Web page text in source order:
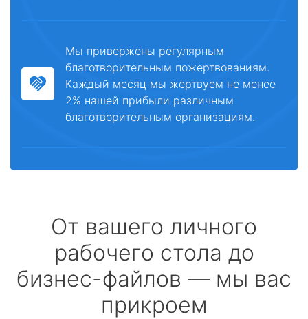
Мы привержены регулярным
благотворительным пожертвованиям.
Каждый месяц мы жертвуем не менее
2% нашей прибыли различным
благотворительным организациям.
От вашего личного
рабочего стола до
бизнес-файлов — мы вас
прикроем